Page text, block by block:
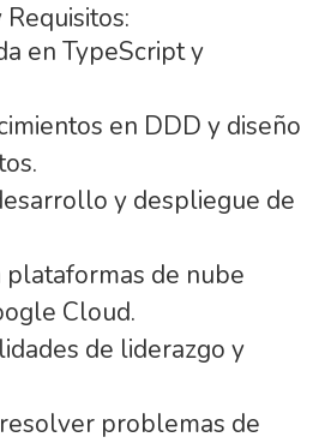
en TypeScript y
en DDD y diseño
y despliegue de
plataformas de nube
Cloud.
de liderazgo y
problemas de